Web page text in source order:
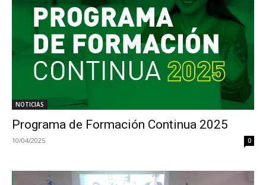
NOTICIAS
Programa de Formación Continua 2025
10/04/2025 0